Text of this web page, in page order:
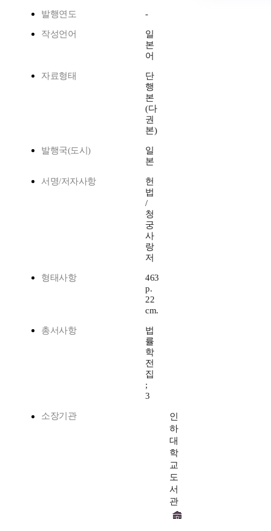
발행연도 -
작성언어
일
본
어
자료형태
단
행
본
(다
권
본)
발행국(도시)
일
본
서명/저자사항
헌
법
/
청
궁
사
랑
저
형태사항
463
p.
22
cm.
총서사항
법
률
학
전
집
;
3
소장기관
인
하
대
학
교
도
서
관